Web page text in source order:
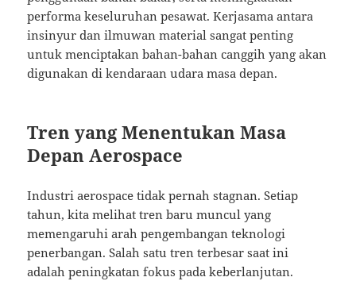
performa keseluruhan pesawat. Kerjasama antara
insinyur dan ilmuwan material sangat penting
untuk menciptakan bahan-bahan canggih yang akan
digunakan di kendaraan udara masa depan.
Tren yang Menentukan Masa
Depan Aerospace
Industri aerospace tidak pernah stagnan. Setiap
tahun, kita melihat tren baru muncul yang
memengaruhi arah pengembangan teknologi
penerbangan. Salah satu tren terbesar saat ini
adalah peningkatan fokus pada keberlanjutan.